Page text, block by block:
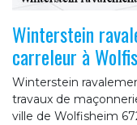
Winterstein
carreleur à
Winterstein
travaux de
ville de Wolfisheim